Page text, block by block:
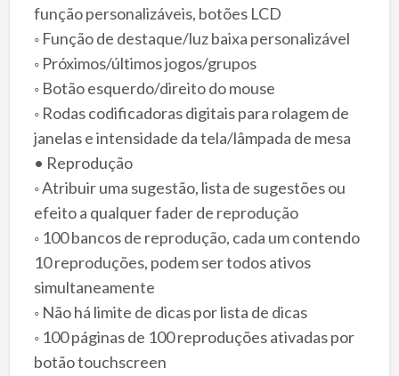
função personalizáveis, botões LCD
◦ Função de destaque/luz baixa personalizável
◦ Próximos/últimos jogos/grupos
◦ Botão esquerdo/direito do mouse
◦ Rodas codificadoras digitais para rolagem de
janelas e intensidade da tela/lâmpada de mesa
• Reprodução
◦ Atribuir uma sugestão, lista de sugestões ou
efeito a qualquer fader de reprodução
◦ 100 bancos de reprodução, cada um contendo
10 reproduções, podem ser todos ativos
simultaneamente
◦ Não há limite de dicas por lista de dicas
◦ 100 páginas de 100 reproduções ativadas por
botão touchscreen